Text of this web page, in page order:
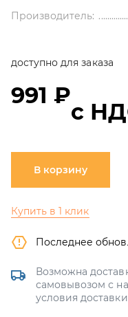
Производитель:
доступно для заказа
991 ₽
с
В корзину
Купить в 1 клик
Последнее
Возможна
самовывозом с
условия